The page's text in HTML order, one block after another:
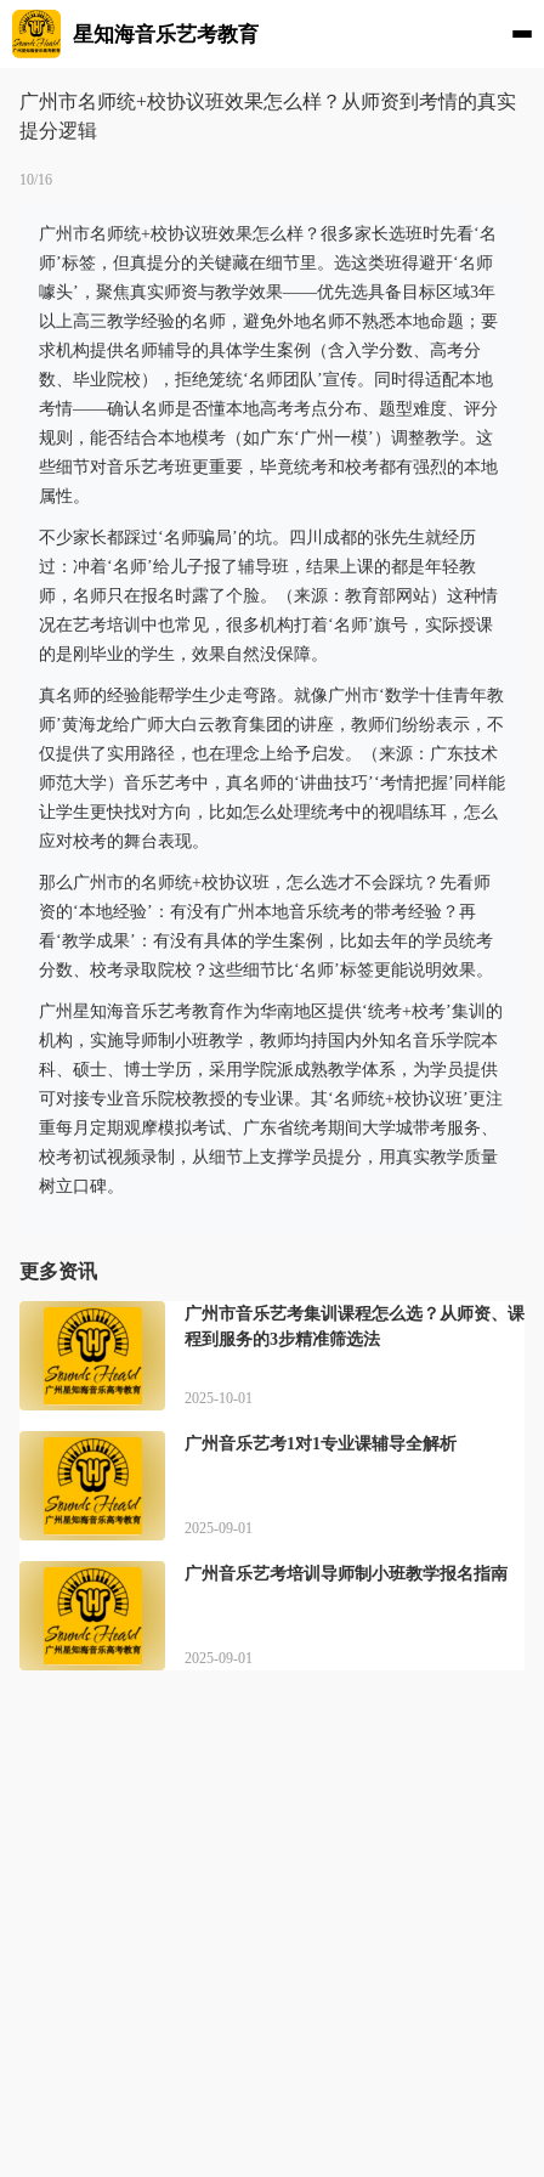
星知海音乐艺考教育
广州市名师统+校协议班效果怎么样？从师资到考情的真实
提分逻辑
10/16
广州市名师统+校协议班效果怎么样？很多家长选班时先看‘名
师’标签，但真提分的关键藏在细节里。选这类班得避开‘名师
噱头’，聚焦真实师资与教学效果——优先选具备目标区域3年
以上高三教学经验的名师，避免外地名师不熟悉本地命题；要
求机构提供名师辅导的具体学生案例（含入学分数、高考分
数、毕业院校），拒绝笼统‘名师团队’宣传。同时得适配本地
考情——确认名师是否懂本地高考考点分布、题型难度、评分
规则，能否结合本地模考（如广东‘广州一模’）调整教学。这
些细节对音乐艺考班更重要，毕竟统考和校考都有强烈的本地
属性。
不少家长都踩过‘名师骗局’的坑。四川成都的张先生就经历
过：冲着‘名师’给儿子报了辅导班，结果上课的都是年轻教
师，名师只在报名时露了个脸。（来源：教育部网站）这种情
况在艺考培训中也常见，很多机构打着‘名师’旗号，实际授课
的是刚毕业的学生，效果自然没保障。
真名师的经验能帮学生少走弯路。就像广州市‘数学十佳青年教
师’黄海龙给广师大白云教育集团的讲座，教师们纷纷表示，不
仅提供了实用路径，也在理念上给予启发。（来源：广东技术
师范大学）音乐艺考中，真名师的‘讲曲技巧’‘考情把握’同样能
让学生更快找对方向，比如怎么处理统考中的视唱练耳，怎么
应对校考的舞台表现。
那么广州市的名师统+校协议班，怎么选才不会踩坑？先看师
资的‘本地经验’：有没有广州本地音乐统考的带考经验？再
看‘教学成果’：有没有具体的学生案例，比如去年的学员统考
分数、校考录取院校？这些细节比‘名师’标签更能说明效果。
广州星知海音乐艺考教育作为华南地区提供‘统考+校考’集训的
机构，实施导师制小班教学，教师均持国内外知名音乐学院本
科、硕士、博士学历，采用学院派成熟教学体系，为学员提供
可对接专业音乐院校教授的专业课。其‘名师统+校协议班’更注
重每月定期观摩模拟考试、广东省统考期间大学城带考服务、
校考初试视频录制，从细节上支撑学员提分，用真实教学质量
树立口碑。
更多资讯
广州市音乐艺考集训课程怎么选？从师资、课
程到服务的3步精准筛选法
2025-10-01
广州音乐艺考1对1专业课辅导全解析
2025-09-01
广州音乐艺考培训导师制小班教学报名指南
2025-09-01